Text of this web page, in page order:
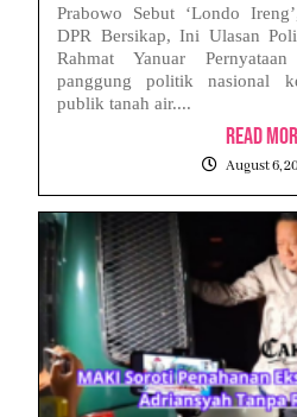
Prabowo Sebut ‘Londo
DPR Bersikap, Ini Ulasan
Rahmat Yanuar
panggung politik nasional
publik tanah air....
Read
August 6,